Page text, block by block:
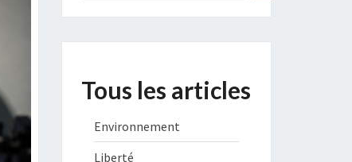
Tous les articles
Environnement
Liberté